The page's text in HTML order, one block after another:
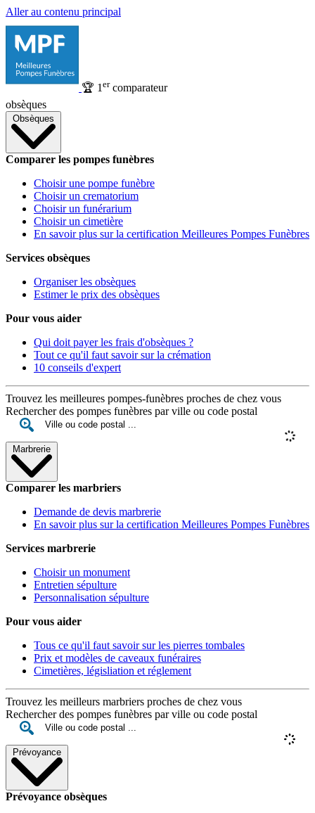
Aller au contenu principal
🏆 1 ercomparateur
obsèques
Obsèques
Comparer les pompes funèbres
Choisir une pompe funèbre
Choisir un crematorium
Choisir un funérarium
Choisir un cimetière
En savoir plus sur la certification Meilleures Pompes Funèbres
Services obsèques
Organiser les obsèques
Estimer le prix des obsèques
Pour vous aider
Qui doit payer les frais d'obsèques ?
Tout ce qu'il faut savoir sur la crémation
10 conseils d'expert
Trouvez les meilleures pompes-funèbres proches de chez vous
Rechercher des pompes funèbres par ville ou code postal
Marbrerie
Comparer les marbriers
Demande de devis marbrerie
En savoir plus sur la certification Meilleures Pompes Funèbres
Services marbrerie
Choisir un monument
Entretien sépulture
Personnalisation sépulture
Pour vous aider
Tous ce qu'il faut savoir sur les pierres tombales
Prix et modèles de caveaux funéraires
Cimetières, législiation et réglement
Trouvez les meilleurs marbriers proches de chez vous
Rechercher des pompes funèbres par ville ou code postal
Prévoyance
Prévoyance obsèques